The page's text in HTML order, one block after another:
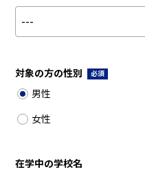
対象の方の性別 必須
男性
女性
在学中の学校名